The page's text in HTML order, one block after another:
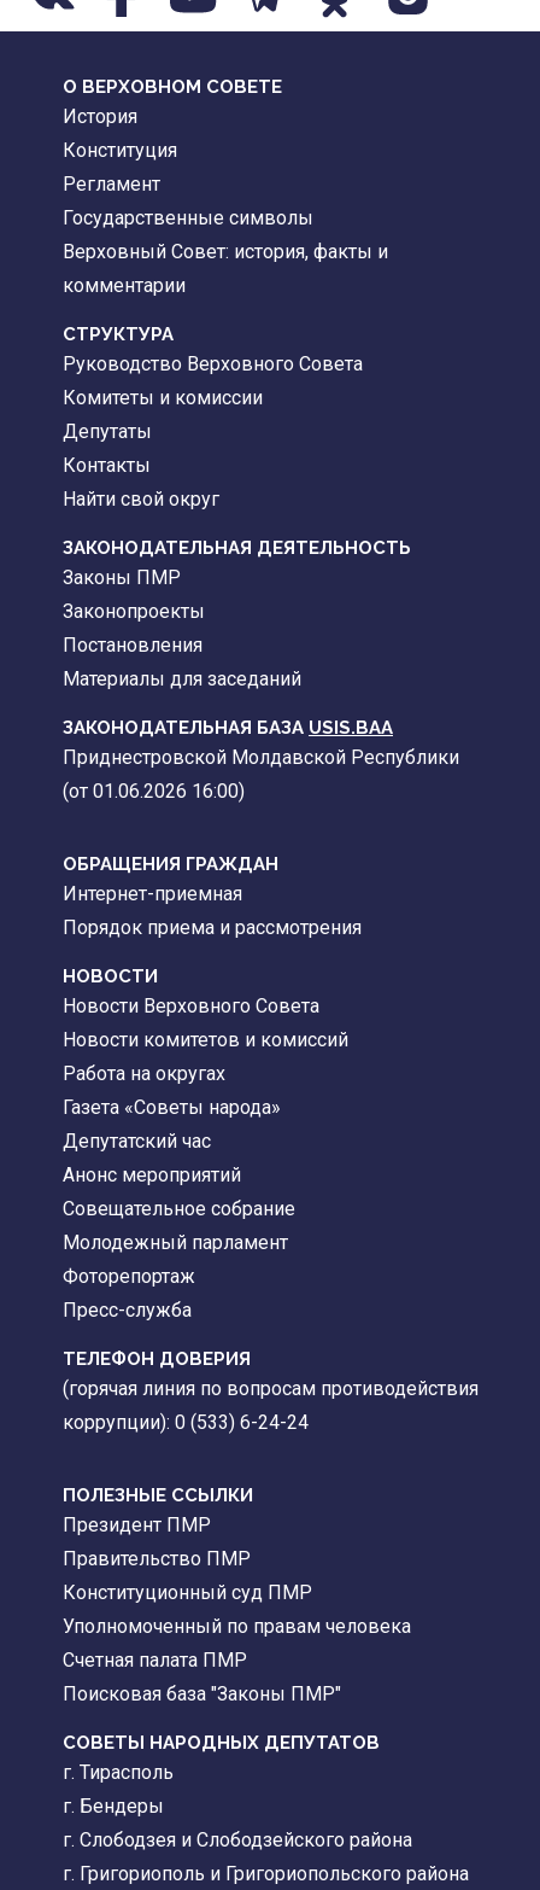
О ВЕРХОВНОМ СОВЕТЕ
История
Конституция
Регламент
Государственные символы
Верховный Совет: история, факты и
комментарии
CТРУКТУРА
Руководство Верховного Совета
Комитеты и комиссии
Депутаты
Контакты
Найти свой округ
ЗАКОНОДАТЕЛЬНАЯ ДЕЯТЕЛЬНОСТЬ
Законы ПМР
Законопроекты
Постановления
Материалы для заседаний
ЗАКОНОДАТЕЛЬНАЯ БАЗА USIS.BAA
Приднестровской Молдавской Республики
(от 01.06.2026 16:00)
ОБРАЩЕНИЯ ГРАЖДАН
Интернет-приемная
Порядок приема и рассмотрения
НОВОСТИ
Новости Верховного Совета
Новости комитетов и комиссий
Работа на округах
Газета «Советы народа»
Депутатский час
Анонс мероприятий
Совещательное собрание
Молодежный парламент
Фоторепортаж
Пресс-служба
ТЕЛЕФОН ДОВЕРИЯ
(горячая линия по вопросам противодействия
коррупции): 0 (533) 6-24-24
ПОЛЕЗНЫЕ ССЫЛКИ
Президент ПМР
Правительство ПМР
Конституционный суд ПМР
Уполномоченный по правам человека
Счетная палата ПМР
Поисковая база "Законы ПМР"
СОВЕТЫ НАРОДНЫХ ДЕПУТАТОВ
г. Тирасполь
г. Бендеры
г. Слободзея и Слободзейского района
г. Григориополь и Григориопольского района